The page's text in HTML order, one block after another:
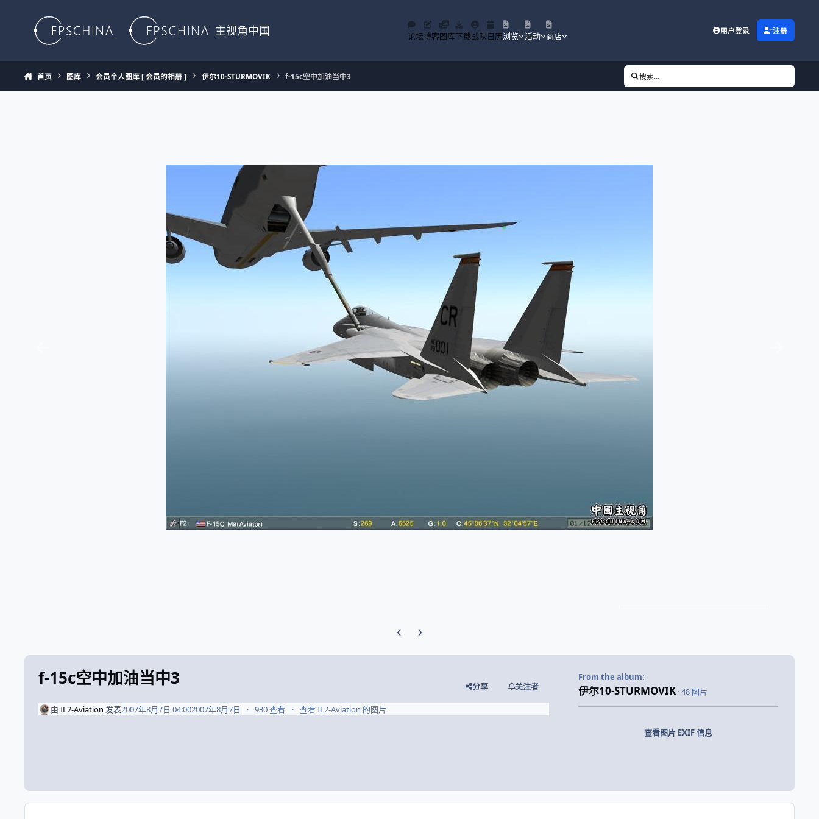
主视角中国 论坛博客图库下载战队 日历浏览 活动 商店
用户登录 注册
首页 图库 会员个人图库 [ 会员的相册 ] 伊尔10-STURMOVIK f-15c空中加油当中3 搜索...
Previous carousel slide
Next carousel slide
f-15c空中加油当中3 分享 关注者
由 IL2-Aviation 发表2007年8月7日 04:002007年8月7日 930 查看 查看 IL2-Aviation 的图片
From the album:
伊尔10-STURMOVIK · 48 图片
查看图片 EXIF 信息